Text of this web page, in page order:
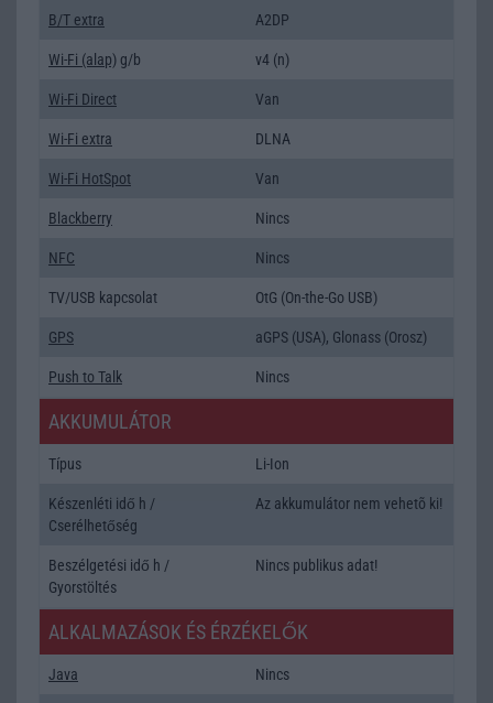
B/T extra A2DP
Wi-Fi (alap) g/b v4 (n)
Wi-Fi Direct Van
Wi-Fi extra DLNA
Wi-Fi HotSpot Van
Blackberry Nincs
NFC Nincs
TV/USB kapcsolat OtG (On-the-Go USB)
GPS aGPS (USA), Glonass (Orosz)
Push to Talk Nincs
AKKUMULÁTOR
Típus Li-Ion
Készenléti idő h /
Cserélhetőség
Az akkumulátor nem vehetõ ki!
Beszélgetési idő h /
Gyorstöltés
Nincs publikus adat!
ALKALMAZÁSOK ÉS ÉRZÉKELŐK
Java Nincs